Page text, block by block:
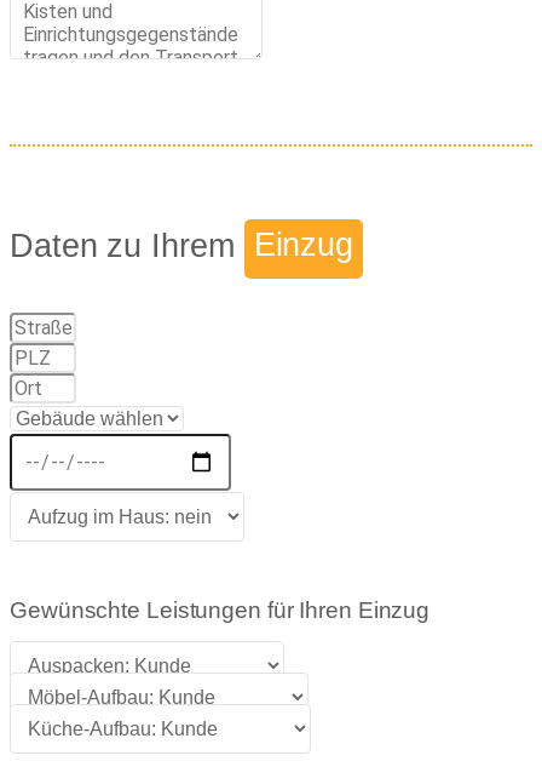
Daten zu Ihrem Einzug
Gewünschte Leistungen für Ihren Einzug